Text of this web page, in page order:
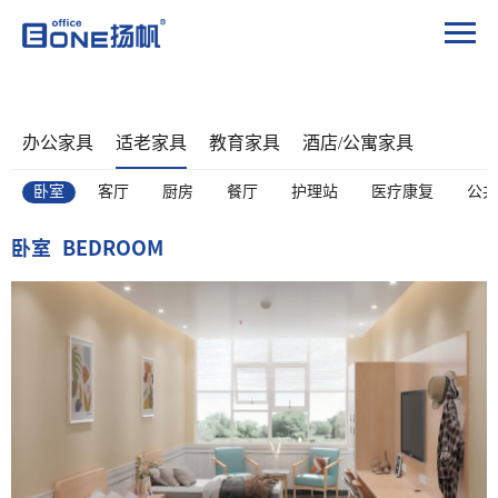
办公家具 适老家具 教育家具 酒店/公寓家具
卧室 客厅 厨房 餐厅 护理站 医疗康复 公
卧室 BEDROOM